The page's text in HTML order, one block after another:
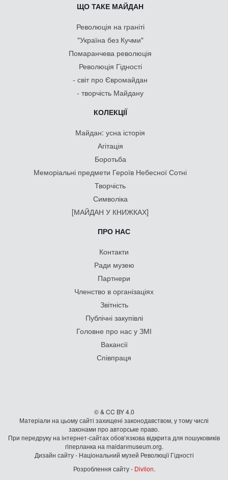
ЩО ТАКЕ МАЙДАН
Революція на граніті
"Україна без Кучми"
Помаранчева революція
Революція Гідності
- світ про Євромайдан
- творчість Майдану
КОЛЕКЦІЇ
Майдан: усна історія
Агітація
Боротьба
Меморіальні предмети Героїв Небесної Сотні
Творчість
Символіка
[МАЙДАН У КНИЖКАХ]
ПРО НАС
Контакти
Ради музею
Партнери
Членство в організаціях
Звітність
Публічні закупівлі
Головне про нас у ЗМІ
Вакансії
Співпраця
© & CC BY 4.0
Матеріали на цьому сайті захищені законодавством, у тому числі
законами про авторське право.
При передруку на iнтернет-сайтах обов’язкова відкрита для пошуковиків
гiперланка на maidanmuseum.org.
Дизайн сайту - Національний музей Революції Гідності
Розроблення сайту - Divilon.